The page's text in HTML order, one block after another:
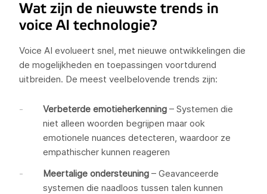
Wat zijn de nieuwste trends in
voice AI technologie?
Voice AI evolueert snel, met nieuwe ontwikkelingen die
de mogelijkheden en toepassingen voortdurend
uitbreiden. De meest veelbelovende trends zijn:
Verbeterde emotieherkenning – Systemen die
niet alleen woorden begrijpen maar ook
emotionele nuances detecteren, waardoor ze
empathischer kunnen reageren
Meertalige ondersteuning – Geavanceerde
systemen die naadloos tussen talen kunnen